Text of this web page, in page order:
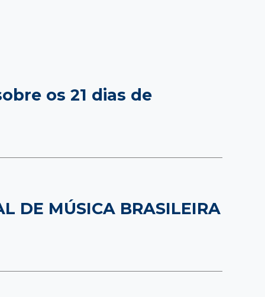
os 21 dias de
DE MÚSICA BRASILEIRA